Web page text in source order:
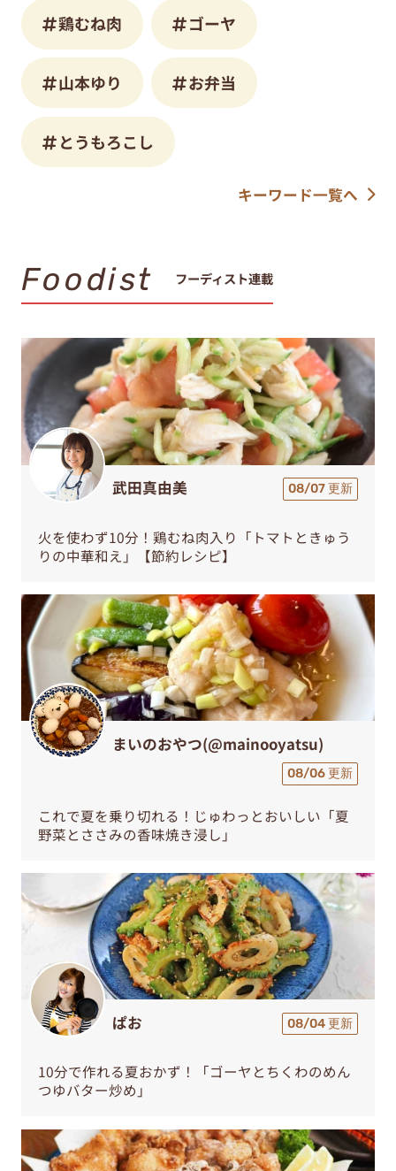
鶏むね肉 ゴーヤ
山本ゆり お弁当
とうもろこし
キーワード一覧へ
Foodist フーディスト連載
武田真由美 08/07 更新
火を使わず10分！鶏むね肉入り「トマトときゅう
りの中華和え」【節約レシピ】
まいのおやつ(@mainooyatsu)
08/06 更新
これで夏を乗り切れる！じゅわっとおいしい「夏
野菜とささみの香味焼き浸し」
ぱお 08/04 更新
10分で作れる夏おかず！「ゴーヤとちくわのめん
つゆバター炒め」